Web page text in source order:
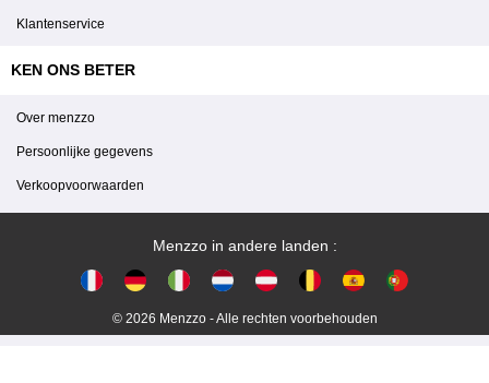
Klantenservice
KEN ONS BETER
Over menzzo
Persoonlijke gegevens
Verkoopvoorwaarden
Menzzo in andere landen :
© 2026 Menzzo - Alle rechten voorbehouden